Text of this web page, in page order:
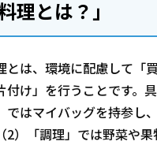
理とは？」
は、環境に配慮して「
付け」を行うことです。具
ではマイバッグを持参し
2）「調理」では野菜や